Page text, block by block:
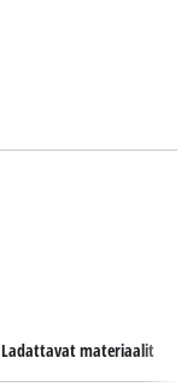
Ladattavat materiaalit